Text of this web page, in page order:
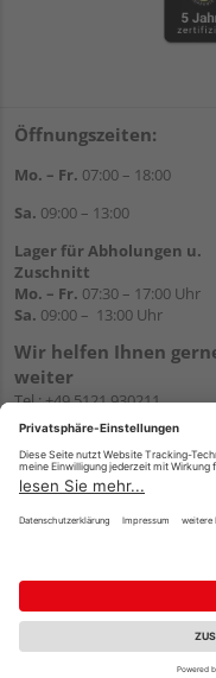
Öffnungszeiten:
Mo. – Fr. 07:00 – 18:00
Sa. 09:00 – 13:00
Lager für Abholungen u.
Zuschnitt
Mo. – Fr. 07:30 – 17:00 Uhr
Sa. 09:00 – 13:00 Uhr
Wir helfen Ihnen
weiter
Tel.:+49 5121 930211
E-Mail:
Newsletter
Impressum AGB
Reservierungsbedingungen